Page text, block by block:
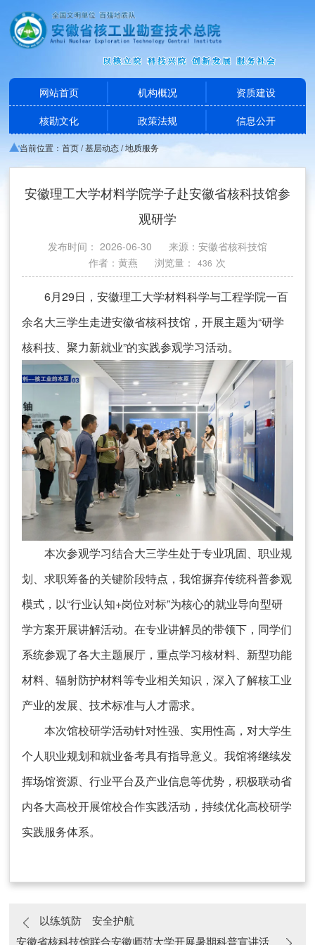
网站首页 机构概况
资质建设
核勘文化
政策法规 信息公开
当前位置：首页/基层动态/地质服务
安徽理工大学材料学院学子赴安徽省核科技馆参
观研学
发布时间： 2026-06-30
来源：安徽省核科技馆
作者：黄燕
浏览量： 436 次
6月29日，安徽理工大学材料科学与工程学院一百
余名大三学生走进安徽省核科技馆，开展主题为“研学
核科技、聚力新就业”的实践参观学习活动。
本次参观学习结合大三学生处于专业巩固、职业规
划、求职筹备的关键阶段特点，我馆摒弃传统科普参观
模式，以“行业认知+岗位对标”为核心的就业导向型研
学方案开展讲解活动。在专业讲解员的带领下，同学们
系统参观了各大主题展厅，重点学习核材料、新型功能
材料、辐射防护材料等专业相关知识，深入了解核工业
产业的发展、技术标准与人才需求。
本次馆校研学活动针对性强、实用性高，对大学生
个人职业规划和就业备考具有指导意义。我馆将继续发
挥场馆资源、行业平台及产业信息等优势，积极联动省
内各大高校开展馆校合作实践活动，持续优化高校研学
实践服务体系。
以练筑防 安全护航
安徽省核科技馆联合安徽师范大学开展暑期科普宣讲活